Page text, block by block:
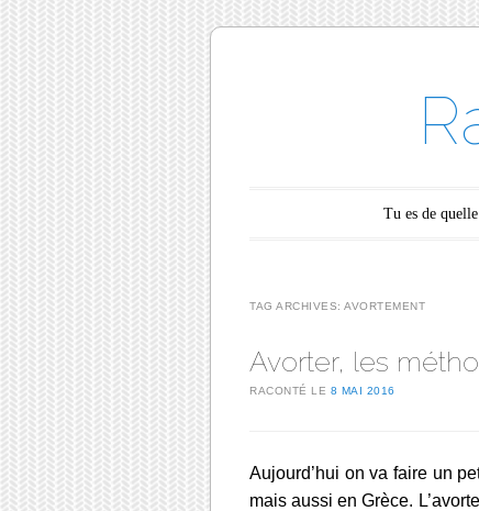
Main menuTu es de
TAG ARCHIVES: AVORTEMENT
Avorter, les
RACONTÉ LE 8 MAI 2016
Aujourd’hui on va faire un
mais aussi en Grèce.